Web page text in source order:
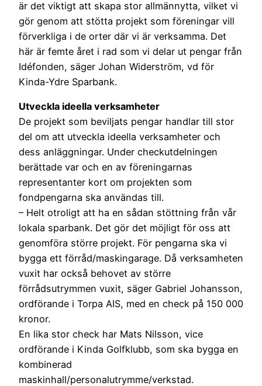
är det viktigt att skapa stor allmännytta, vilket vi
gör genom att stötta projekt som föreningar vill
förverkliga i de orter där vi är verksamma. Det
här är femte året i rad som vi delar ut pengar från
Idéfonden, säger Johan Widerström, vd för
Kinda-Ydre Sparbank.
Utveckla ideella verksamheter
De projekt som beviljats pengar handlar till stor
del om att utveckla ideella verksamheter och
dess anläggningar. Under checkutdelningen
berättade var och en av föreningarnas
representanter kort om projekten som
fondpengarna ska användas till.
– Helt otroligt att ha en sådan stöttning från vår
lokala sparbank. Det gör det möjligt för oss att
genomföra större projekt. För pengarna ska vi
bygga ett förråd/maskingarage. Då verksamheten
vuxit har också behovet av större
förrådsutrymmen vuxit, säger Gabriel Johansson,
ordförande i Torpa AIS, med en check på 150 000
kronor.
En lika stor check har Mats Nilsson, vice
ordförande i Kinda Golfklubb, som ska bygga en
kombinerad
maskinhall/personalutrymme/verkstad.